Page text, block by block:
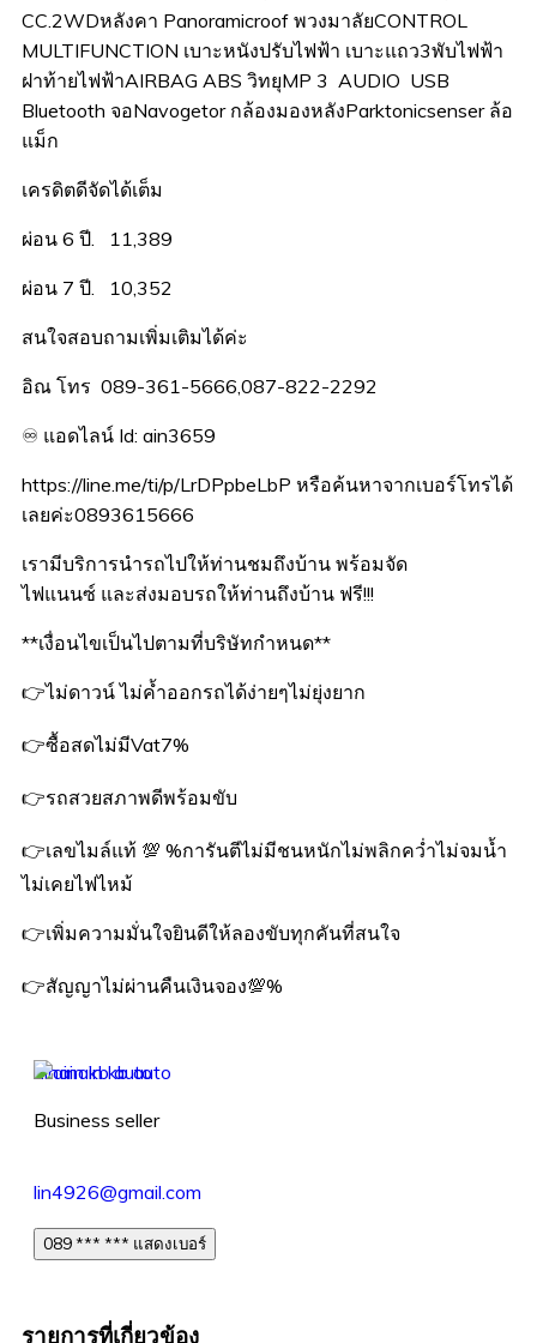
CC.2WDหลังคา Panoramicroof พวงมาลัยCONTROL
MULTIFUNCTION เบาะหนังปรับไฟฟ้า เบาะแถว3พับไฟฟ้า
ฝาท้ายไฟฟ้าAIRBAG ABS วิทยุMP 3 AUDIO USB
Bluetooth จอNavogetor กล้องมองหลังParktonicsenser ล้อ
แม็ก
เครดิตดีจัดได้เต็ม
ผ่อน 6 ปี. 11,389
ผ่อน 7 ปี. 10,352
สนใจสอบถามเพิ่มเติมได้ค่ะ
อิณ โทร 089-361-5666,087-822-2292
♾ แอดไลน์ Id: ain3659
https://line.me/ti/p/LrDPpbeLbP หรือค้นหาจากเบอร์โทรได้
เลยค่ะ0893615666
เรามีบริการนำรถไปให้ท่านชมถึงบ้าน พร้อมจัด
ไฟแนนซ์ และส่งมอบรถให้ท่านถึงบ้าน ฟรี!!!
**เงื่อนไขเป็นไปตามที่บริษัทกำหนด**
👉ไม่ดาวน์ ไม่ค้ำออกรถได้ง่ายๆไม่ยุ่งยาก
👉ซื้อสดไม่มีVat7%
👉รถสวยสภาพดีพร้อมขับ
👉เลขไมล์แท้ 💯 %การันตีไม่มีชนหนักไม่พลิกคว่ำไม่จมน้ำ
ไม่เคยไฟไหม้
👉เพิ่มความมั่นใจยินดีให้ลองขับทุกคันที่สนใจ
👉สัญญาไม่ผ่านคืนเงินจอง💯%
ainain kb auto
Business seller
lin4926@gmail.com
089 *** *** แสดงเบอร์
รายการที่เกี่ยวข้อง